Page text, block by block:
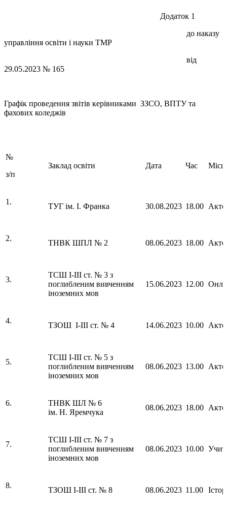
Додаток 1
до наказу
управління освіти і науки ТМР
від
29.05.2023 № 165
Графік проведення звітів керівниками ЗЗСО, ВПТУ та
фахових коледжів
№
з/п
Заклад освіти Дата Час
1.
ТУГ ім. І. Франка 30.08.2023 18.00
2.
ТНВК ШПЛ № 2 08.06.2023 18.00
3.
ТСШ І-ІІІ ст. № 3 з
поглибленим вивченням
іноземних мов
15.06.2023 12.00
4.
ТЗОШ І-ІІІ ст. № 4 14.06.2023 10.00
5.
ТСШ І-ІІІ ст. № 5 з
поглибленим вивченням
іноземних мов
08.06.2023 13.00
6.
ТНВК ШЛ № 6
ім. Н. Яремчука
08.06.2023 18.00
7.
ТСШ І-ІІІ ст. № 7 з
поглибленим вивченням
іноземних мов
08.06.2023 10.00
8.
ТЗОШ І-ІІІ ст. № 8 08.06.2023 11.00